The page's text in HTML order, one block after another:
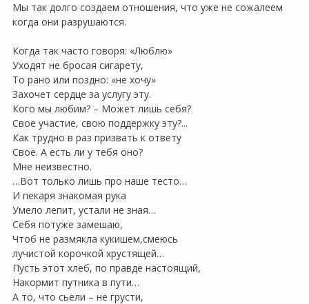
Мы так долго создаем отношения, что уже не сожалеем
когда они разрушаются.
Когда так часто говоря: «Люблю»
Уходят не бросая сигарету,
То рано или поздно: «не хочу»
Захочет сердце за услугу эту.
Кого мы любим? – Может лишь себя?
Свое участие, свою поддержку эту?...
Как трудно в раз призвать к ответу
Свое. А есть ли у тебя оно?
Мне неизвестно.
…Вот только лишь про наше тесто…
И пекаря знакомая рука
Умело лепит, устали не зная…
Себя потуже замешаю,
Чтоб не размякла кукишем,смеюсь
лучистой корочкой хрустящей…
Пусть этот хлеб, по правде настоящий,
Накормит путника в пути…
А то, что сьели – не грусти,